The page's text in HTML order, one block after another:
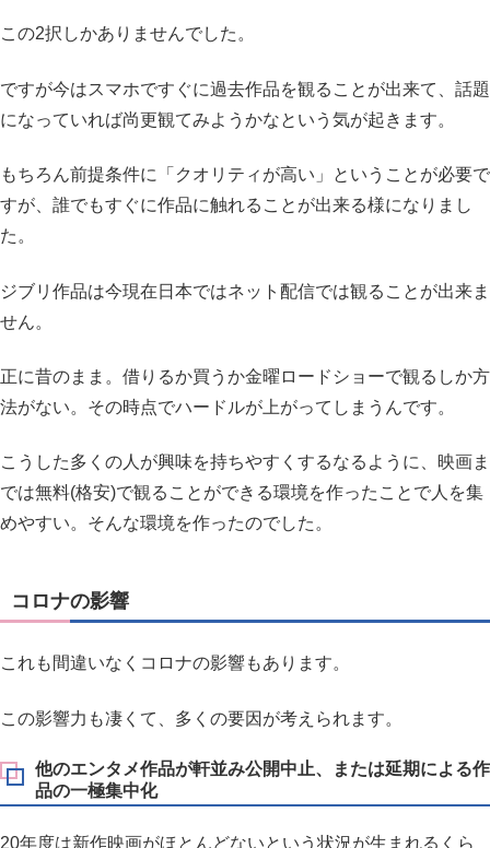
この2択しかありませんでした。
ですが今はスマホですぐに過去作品を観ることが出来て、話題
になっていれば尚更観てみようかなという気が起きます。
もちろん前提条件に「クオリティが高い」ということが必要で
すが、誰でもすぐに作品に触れることが出来る様になりまし
た。
ジブリ作品は今現在日本ではネット配信では観ることが出来ま
せん。
正に昔のまま。借りるか買うか金曜ロードショーで観るしか方
法がない。その時点でハードルが上がってしまうんです。
こうした多くの人が興味を持ちやすくするなるように、映画ま
では無料(格安)で観ることができる環境を作ったことで人を集
めやすい。そんな環境を作ったのでした。
コロナの影響
これも間違いなくコロナの影響もあります。
この影響力も凄くて、多くの要因が考えられます。
他のエンタメ作品が軒並み公開中止、または延期による作
品の一極集中化
20年度は新作映画がほとんどないという状況が生まれるくら